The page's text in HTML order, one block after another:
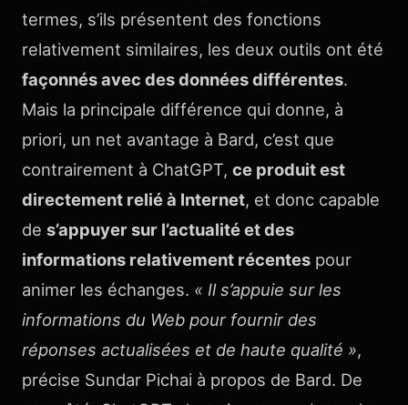
termes, s’ils présentent des fonctions
relativement similaires, les deux outils ont été
façonnés avec des données différentes.
Mais la principale différence qui donne, à
priori, un net avantage à Bard, c’est que
contrairement à ChatGPT, ce produit est
directement relié à Internet, et donc capable
de s’appuyer sur l’actualité et des
informations relativement récentes pour
animer les échanges. « Il s’appuie sur les
informations du Web pour fournir des
réponses actualisées et de haute qualité »,
précise Sundar Pichai à propos de Bard. De